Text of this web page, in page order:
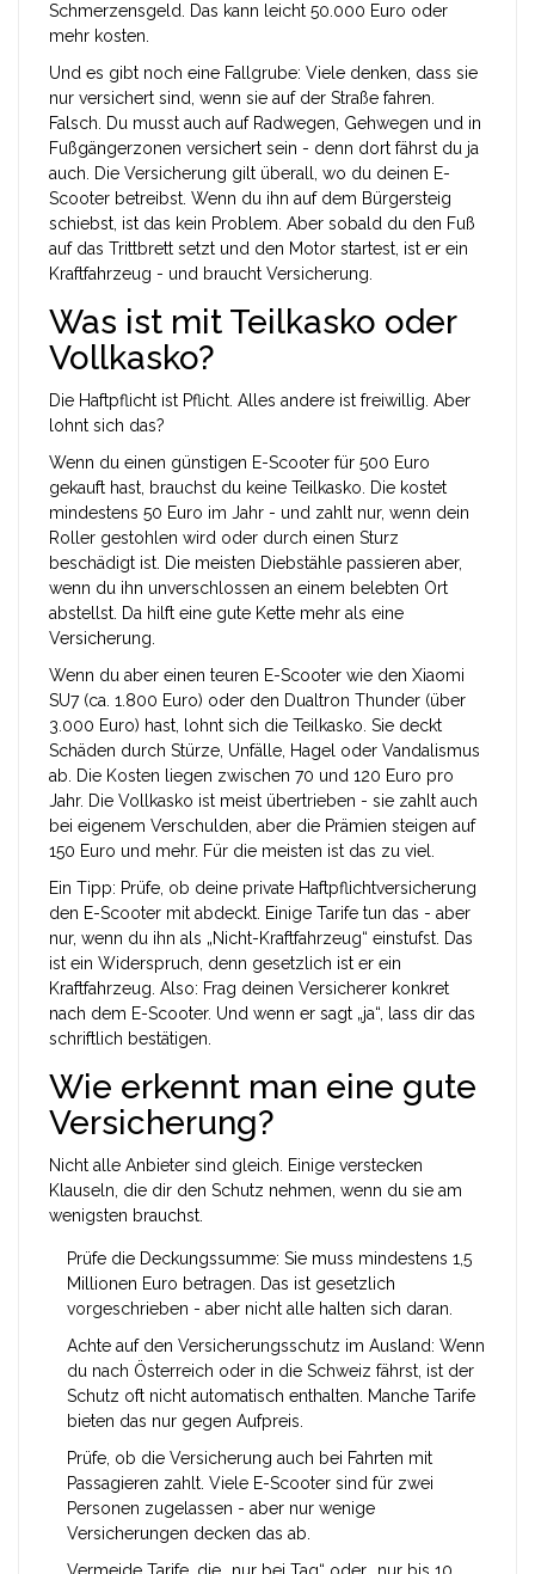
Schmerzensgeld. Das kann leicht 50.000 Euro oder
mehr kosten.
Und es gibt noch eine Fallgrube: Viele denken, dass sie
nur versichert sind, wenn sie auf der Straße fahren.
Falsch. Du musst auch auf Radwegen, Gehwegen und in
Fußgängerzonen versichert sein - denn dort fährst du ja
auch. Die Versicherung gilt überall, wo du deinen E-
Scooter betreibst. Wenn du ihn auf dem Bürgersteig
schiebst, ist das kein Problem. Aber sobald du den Fuß
auf das Trittbrett setzt und den Motor startest, ist er ein
Kraftfahrzeug - und braucht Versicherung.
Was ist mit Teilkasko oder
Vollkasko?
Die Haftpflicht ist Pflicht. Alles andere ist freiwillig. Aber
lohnt sich das?
Wenn du einen günstigen E-Scooter für 500 Euro
gekauft hast, brauchst du keine Teilkasko. Die kostet
mindestens 50 Euro im Jahr - und zahlt nur, wenn dein
Roller gestohlen wird oder durch einen Sturz
beschädigt ist. Die meisten Diebstähle passieren aber,
wenn du ihn unverschlossen an einem belebten Ort
abstellst. Da hilft eine gute Kette mehr als eine
Versicherung.
Wenn du aber einen teuren E-Scooter wie den Xiaomi
SU7 (ca. 1.800 Euro) oder den Dualtron Thunder (über
3.000 Euro) hast, lohnt sich die Teilkasko. Sie deckt
Schäden durch Stürze, Unfälle, Hagel oder Vandalismus
ab. Die Kosten liegen zwischen 70 und 120 Euro pro
Jahr. Die Vollkasko ist meist übertrieben - sie zahlt auch
bei eigenem Verschulden, aber die Prämien steigen auf
150 Euro und mehr. Für die meisten ist das zu viel.
Ein Tipp: Prüfe, ob deine private Haftpflichtversicherung
den E-Scooter mit abdeckt. Einige Tarife tun das - aber
nur, wenn du ihn als „Nicht-Kraftfahrzeug“ einstufst. Das
ist ein Widerspruch, denn gesetzlich ist er ein
Kraftfahrzeug. Also: Frag deinen Versicherer konkret
nach dem E-Scooter. Und wenn er sagt „ja“, lass dir das
schriftlich bestätigen.
Wie erkennt man eine gute
Versicherung?
Nicht alle Anbieter sind gleich. Einige verstecken
Klauseln, die dir den Schutz nehmen, wenn du sie am
wenigsten brauchst.
Prüfe die Deckungssumme: Sie muss mindestens 1,5
Millionen Euro betragen. Das ist gesetzlich
vorgeschrieben - aber nicht alle halten sich daran.
Achte auf den Versicherungsschutz im Ausland: Wenn
du nach Österreich oder in die Schweiz fährst, ist der
Schutz oft nicht automatisch enthalten. Manche Tarife
bieten das nur gegen Aufpreis.
Prüfe, ob die Versicherung auch bei Fahrten mit
Passagieren zahlt. Viele E-Scooter sind für zwei
Personen zugelassen - aber nur wenige
Versicherungen decken das ab.